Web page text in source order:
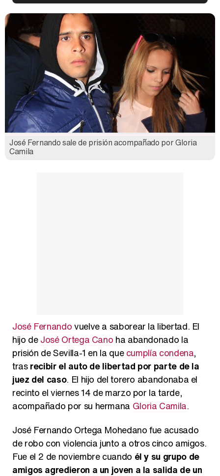
José Fernando sale de prisión acompañado por Gloria
Camila
José Fernandovuelve a saborear la libertad. El
hijo deJosé Ortega Cano ha abandonado la
prisión de Sevilla-1 en la quecumplía condena,
trasrecibir el auto de libertad por parte de la
juez del caso. El hijo del torero abandonaba el
recinto el viernes 14 de marzo por la tarde,
acompañado por su hermana Gloria Camila.
José Fernando Ortega Mohedano fue acusado
de robo con violencia junto a otros cinco amigos.
Fue el 2 de noviembre cuando él y su grupo de
amigos agredieron a un joven a la salida de un